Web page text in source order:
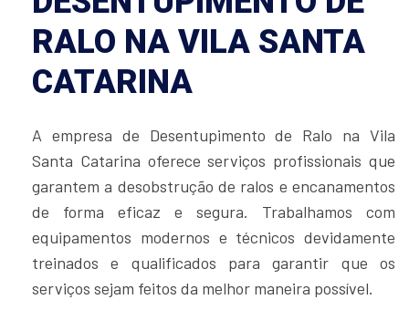
RALO NA VILA SANTA
CATARINA
A empresa de Desentupimento de Ralo na Vila
Santa Catarina oferece serviços profissionais que
garantem a desobstrução de ralos e encanamentos
de forma eficaz e segura. Trabalhamos com
equipamentos modernos e técnicos devidamente
treinados e qualificados para garantir que os
serviços sejam feitos da melhor maneira possível.